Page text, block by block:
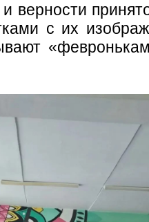
верности
с их